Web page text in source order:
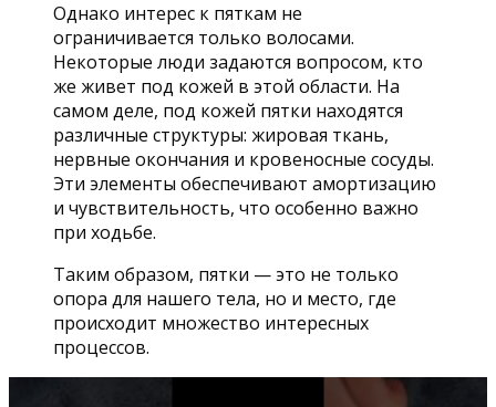
Однако интерес к пяткам не
ограничивается только волосами.
Некоторые люди задаются вопросом, кто
же живет под кожей в этой области. На
самом деле, под кожей пятки находятся
различные структуры: жировая ткань,
нервные окончания и кровеносные сосуды.
Эти элементы обеспечивают амортизацию
и чувствительность, что особенно важно
при ходьбе.
Таким образом, пятки — это не только
опора для нашего тела, но и место, где
происходит множество интересных
процессов.